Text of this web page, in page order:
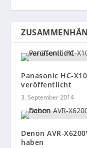
Panasonic HC-
veröffentlicht
3. September 2014
Denon AVR-
haben